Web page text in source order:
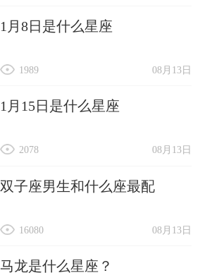
1月8日是什么星座
08月13日
1989
1月15日是什么星座
08月13日
2078
双子座男生和什么座最配
08月13日
16080
马龙是什么星座？